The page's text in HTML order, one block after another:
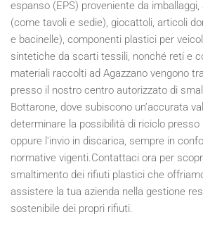
espanso (EPS) proveniente da
(come tavoli e sedie), giocattoli, articoli
e bacinelle), componenti plastici per
sintetiche da scarti tessili, nonché reti e
materiali raccolti ad Agazzano vengono
presso il nostro centro autorizzato di
Bottarone, dove subiscono un’accurata
determinare la possibilità di riciclo
oppure l'invio in discarica, sempre in
normative vigenti.Contattaci ora per
smaltimento dei rifiuti plastici che
assistere la tua azienda nella gestione
sostenibile dei propri rifiuti.